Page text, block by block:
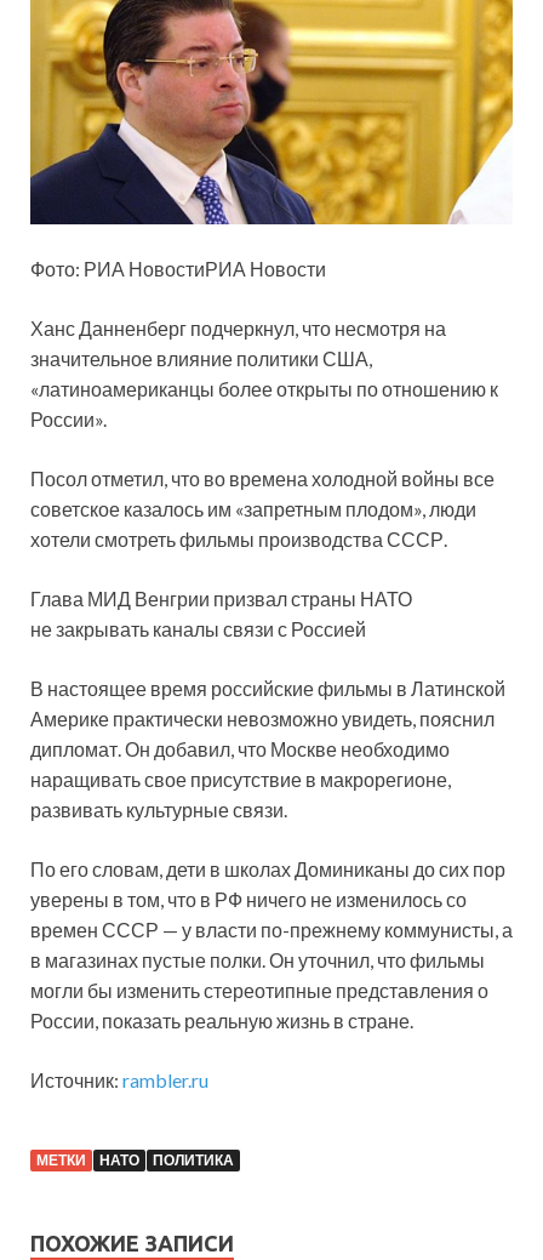
Фото: РИА НовостиРИА Новости
ХансДанненберг подчеркнул, что несмотря на
значительное влияние политики США,
«латиноамериканцы более открыты по отношению к
России».
Посол отметил, что во времена холодной войны все
советское казалось им «запретным плодом», люди
хотели смотреть фильмы производства СССР.
Глава МИД Венгрии призвал страны НАТО
не закрывать каналы связи с Россией
В настоящее время российские фильмы в Латинской
Америке практически невозможно увидеть, пояснил
дипломат. Он добавил, что Москве необходимо
наращивать свое присутствие в макрорегионе,
развивать культурные связи.
По его словам, дети в школах Доминиканы до сих пор
уверены в том, что в РФ ничего не изменилось со
времен СССР — у власти по-прежнему коммунисты, а
в магазинах пустые полки. Он уточнил, что фильмы
могли бы изменить стереотипные представления о
России, показать реальную жизнь в стране.
Источник: rambler.ru
МЕТКИ НАТО ПОЛИТИКА
ПОХОЖИЕ ЗАПИСИ